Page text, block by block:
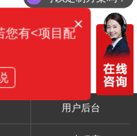
用户后台
×
您有<项目配